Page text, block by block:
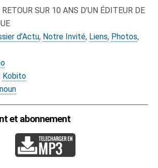
SUR 10 ANS D’UN ÉDITEUR DE
d’Actu, Notre Invité, Liens, Photos,
Kobito
et abonnement